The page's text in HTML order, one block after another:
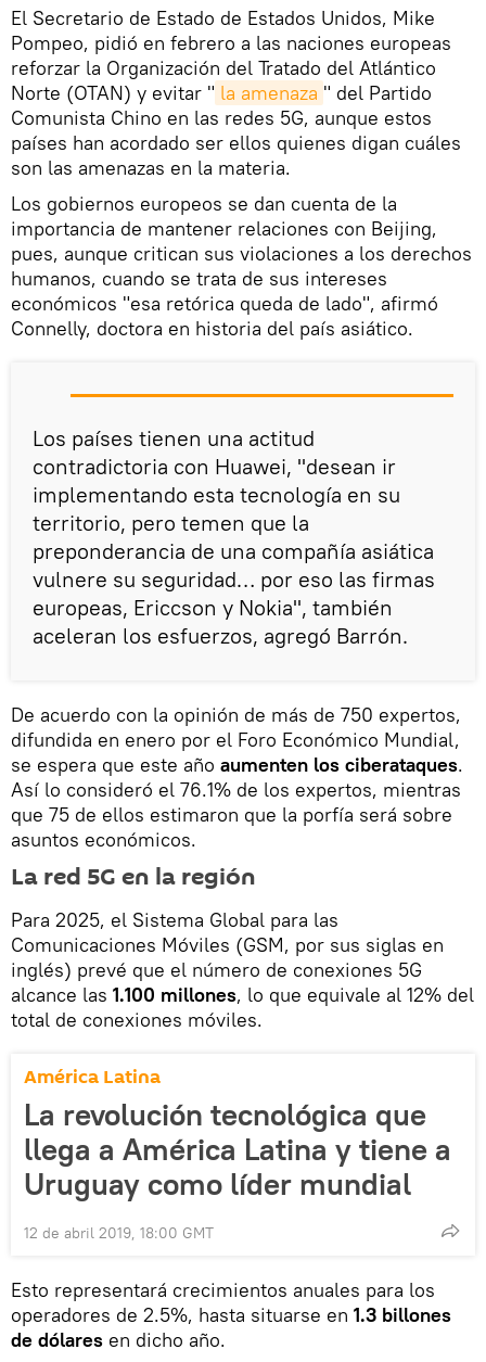
El Secretario de Estado de Estados Unidos, Mike
Pompeo, pidió en febrero a las naciones europeas
reforzar la Organización del Tratado del Atlántico
Norte (OTAN) y evitar " la amenaza " del Partido
Comunista Chino en las redes 5G, aunque estos
países han acordado ser ellos quienes digan cuáles
son las amenazas en la materia.
Los gobiernos europeos se dan cuenta de la
importancia de mantener relaciones con Beijing,
pues, aunque critican sus violaciones a los derechos
humanos, cuando se trata de sus intereses
económicos "esa retórica queda de lado", afirmó
Connelly, doctora en historia del país asiático.
Los países tienen una actitud
contradictoria con Huawei, "desean ir
implementando esta tecnología en su
territorio, pero temen que la
preponderancia de una compañía asiática
vulnere su seguridad… por eso las firmas
europeas, Ericcson y Nokia", también
aceleran los esfuerzos, agregó Barrón.
De acuerdo con la opinión de más de 750 expertos,
difundida en enero por el Foro Económico Mundial,
se espera que este año aumenten los ciberataques.
Así lo consideró el 76.1% de los expertos, mientras
que 75 de ellos estimaron que la porfía será sobre
asuntos económicos.
La red 5G en la región
Para 2025, el Sistema Global para las
Comunicaciones Móviles (GSM, por sus siglas en
inglés) prevé que el número de conexiones 5G
alcance las 1.100 millones, lo que equivale al 12% del
total de conexiones móviles.
América Latina
La revolución tecnológica que
llega a América Latina y tiene a
Uruguay como líder mundial
12 de abril 2019, 18:00 GMT
Esto representará crecimientos anuales para los
operadores de 2.5%, hasta situarse en 1.3 billones
de dólares en dicho año.